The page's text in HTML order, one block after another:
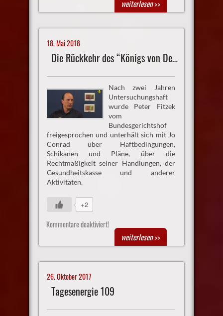
weiterlesen>>
18. Mai 2018
Die Rückkehr des “Königs von Deutschland”
Nach zwei Jahren
Untersuchungshaft
wurde Peter Fitzek
vom
Bundesgerichtshof
freigesprochen und unterhält sich mit Jo
Conrad über Haftbedingungen,
Schikanen und Pläne, über die
Rechtmäßigkeit seiner Handlungen, der
Gesundheitskasse und anderer
Aktivitäten.
+2
Kommentare deaktiviert!
weiterlesen>>
26. Oktober 2017
Tagesenergie 109